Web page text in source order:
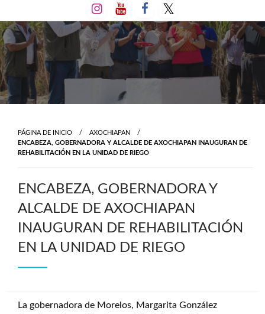
al
contenido
PÁGINA DE INICIO
AXOCHIAPAN
ENCABEZA, GOBERNADORA Y ALCALDE DE AXOCHIAPAN INAUGURAN DE
REHABILITACIÓN EN LA UNIDAD DE RIEGO
ENCABEZA, GOBERNADORA Y
ALCALDE DE AXOCHIAPAN
INAUGURAN DE REHABILITACIÓN
EN LA UNIDAD DE RIEGO
La gobernadora de Morelos, Margarita González